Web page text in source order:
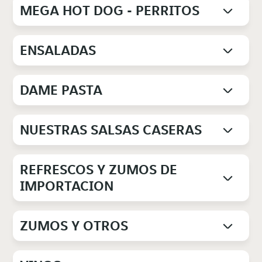
MEGA HOT DOG - PERRITOS
ENSALADAS
DAME PASTA
NUESTRAS SALSAS CASERAS
REFRESCOS Y ZUMOS DE
IMPORTACION
ZUMOS Y OTROS